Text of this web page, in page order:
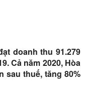
doanh thu 91.279
Cả năm 2020, Hòa
sau thuế, tăng 80%